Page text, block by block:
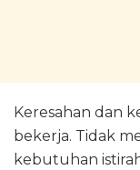
Keresahan dan
bekerja. Tidak
kebutuhan